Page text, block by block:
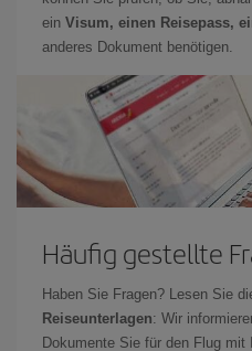
ein Visum, einen Reisepass,
anderes Dokument benötigen.
Häufig gestellte
Haben Sie Fragen? Lesen Sie
Reiseunterlagen: Wir
Dokumente Sie für den Flug mit